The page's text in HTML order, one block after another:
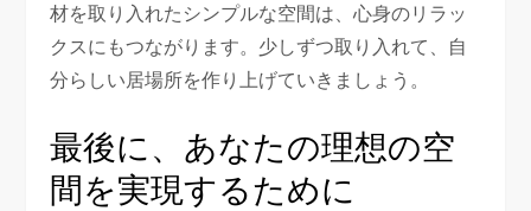
材を取り入れたシンプルな空間は、心身のリラッ
クスにもつながります。少しずつ取り入れて、自
分らしい居場所を作り上げていきましょう。
最後に、あなたの理想の空
間を実現するために